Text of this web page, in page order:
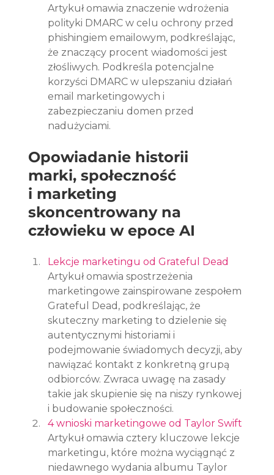
Artykuł omawia znaczenie wdrożenia
polityki DMARC w celu ochrony przed
phishingiem emailowym, podkreślając,
że znaczący procent wiadomości jest
złośliwych. Podkreśla potencjalne
korzyści DMARC w ulepszaniu działań
email marketingowych i
zabezpieczaniu domen przed
nadużyciami.
Opowiadanie historii
marki, społeczność
i marketing
skoncentrowany na
człowieku w epoce AI
Lekcje marketingu od Grateful Dead
Artykuł omawia spostrzeżenia
marketingowe zainspirowane zespołem
Grateful Dead, podkreślając, że
skuteczny marketing to dzielenie się
autentycznymi historiami i
podejmowanie świadomych decyzji, aby
nawiązać kontakt z konkretną grupą
odbiorców. Zwraca uwagę na zasady
takie jak skupienie się na niszy rynkowej
i budowanie społeczności.
4 wnioski marketingowe od Taylor Swift
Artykuł omawia cztery kluczowe lekcje
marketingu, które można wyciągnąć z
niedawnego wydania albumu Taylor